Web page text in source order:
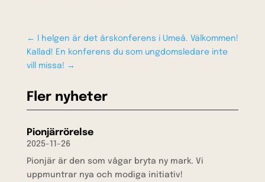
←
I helgen är det årskonferens i Umeå. Välkommen!
Kallad! En konferens du som ungdomsledare inte
vill missa! →
Fler nyheter
Pionjärrörelse
2025-11-26
Pionjär är den som vågar bryta ny mark. Vi
uppmuntrar nya och modiga initiativ!